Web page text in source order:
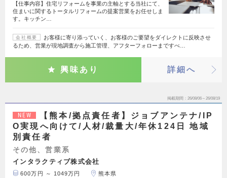
【仕事内容】住宅リフォームを事業の主軸とする当社にて、
住まいに関するトータルリフォームの提案営業をお任せしま
す。キッチン…
会社概要
お客様に寄り添っていく、お客様のご要望をダイレクトに反映させ
るため、営業が現地調査から施工管理、アフターフォローまですべ…
興味あり 詳細へ
掲載期間 26/08/06～26/08/19
NEW
【熊本/拠点責任者】ジョブアンテナ/IP
O実現へ向けて/人材/裁量大/年休124日 地域
別責任者
その他、営業系
インタラクティブ株式会社
600万円 ～ 1049万円 熊本県